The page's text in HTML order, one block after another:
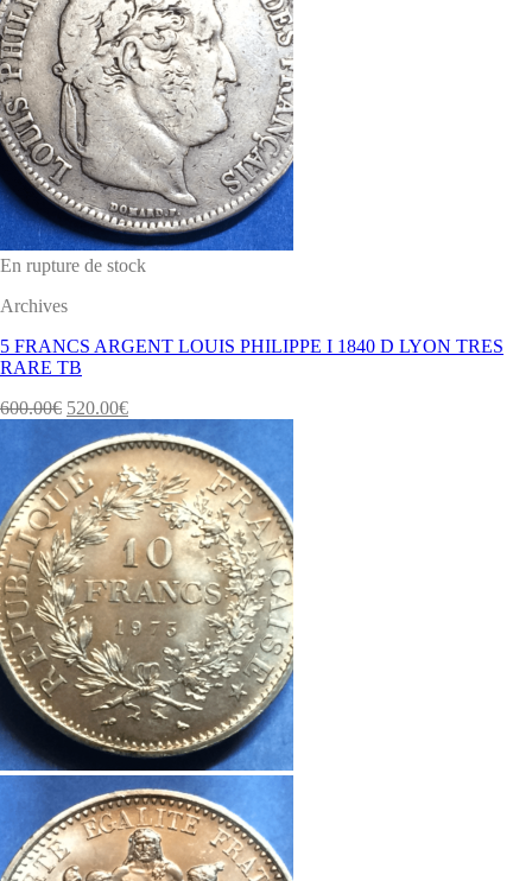
En rupture de stock
Archives
5 FRANCS ARGENT LOUIS PHILIPPE I 1840 D LYON TRES
RARE TB
600.00€ 520.00€